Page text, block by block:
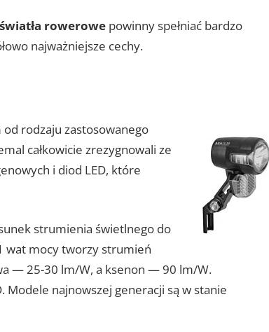
światła rowerowepowinny spełniać bardzo
najważniejsze cechy.
rodzaju zastosowanego
całkowicie zrezygnowali ze
i diod LED, które
strumienia świetlnego do
wat mocy tworzy strumień
— 25-30 lm/W, a ksenon — 90 lm/W.
najnowszej generacji są w stanie